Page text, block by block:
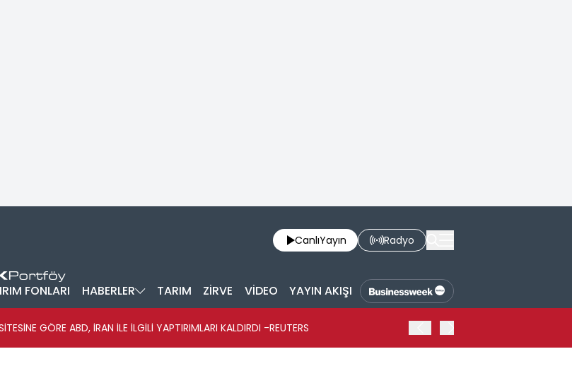
CanlıYayın Radyo
FONLARI HABERLER TARIM ZİRVE VİDEO YAYIN AKIŞI
GÖRE ABD, İRAN İLE İLGİLİ YAPTIRIMLARI KALDIRDI -REUTERS